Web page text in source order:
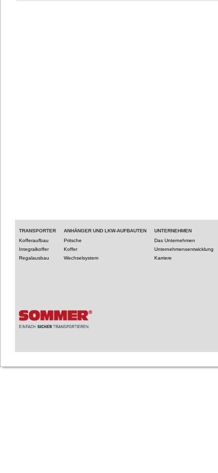
TRANSPORTER
Kofferaufbau
Integralkoffer
Regalausbau
ANHÄNGER UND LKW-AUFBAUTEN
Pritsche
Koffer
Wechselsystem
UNTERNEHMEN
Das Unternehmen
Unternehmensentwicklung
Karriere